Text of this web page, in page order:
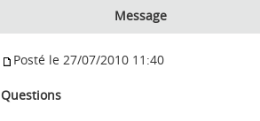
Message
Posté le 27/07/2010 11:40
Questions